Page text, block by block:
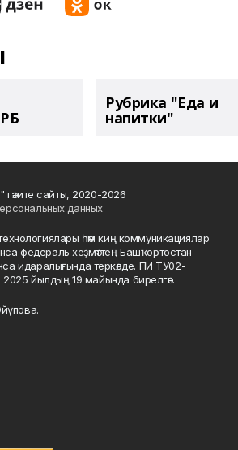
Рубрика "Еда и
напитки"
гәзите сайты, 2020-2026
данных
технологиялары һәм киң коммуникациялар
федераль хеҙмәттең Башҡортостан
идаралығында теркәлде. ПИ ТУ02-
2025 йылдың 19 майында бирелгән.